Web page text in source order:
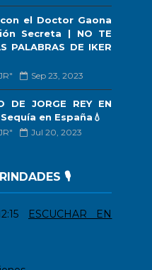
con el Doctor Gaona
Secreta | NO TE
PALABRAS DE IKER
Sep 23, 2023
DE JORGE REY EN
en España💧
Jul 20, 2023
🎙️
ESCUCHAR EN